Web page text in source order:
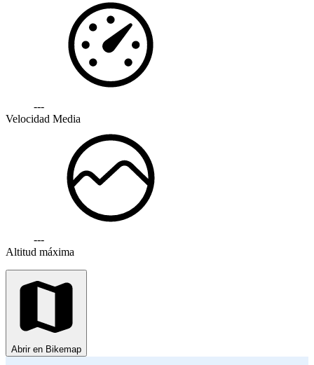
---
Velocidad Media
---
Altitud máxima
Abrir en Bikemap